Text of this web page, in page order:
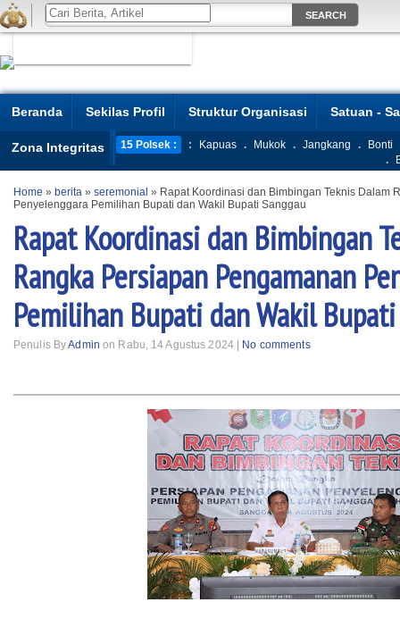
Beranda Sekilas Profil Struktur Organisasi Satuan -
Zona Integritas 15 Polsek : : Kapuas . Mukok . Jangkang .
Bonti
.
Home » berita » seremonial » Rapat Koordinasi dan Bimbingan Teknis Dalam
Penyelenggara Pemilihan Bupati dan Wakil Bupati Sanggau
Rapat Koordinasi dan Bimbingan
Rangka Persiapan Pengamanan
Pemilihan Bupati dan Wakil
Penulis ByAdmin on Rabu, 14 Agustus 2024 | No comments